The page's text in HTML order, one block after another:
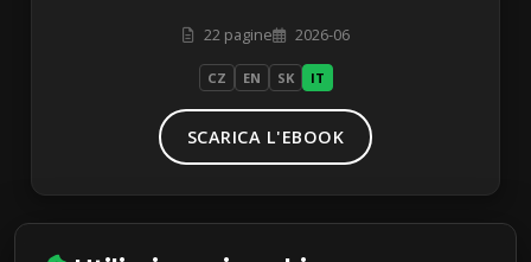
22 pagine 2026-06
CZ EN SK IT
SCARICA L'EBOOK